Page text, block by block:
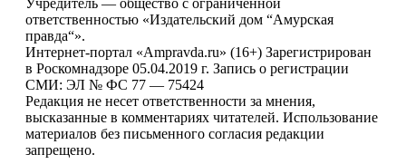
Учредитель — общество с ограниченной
ответственностью «Издательский дом “Амурская
правда“».
Интернет-портал «Ampravda.ru» (16+) Зарегистрирован
в Роскомнадзоре 05.04.2019 г. Запись о регистрации
СМИ: ЭЛ № ФС 77 — 75424
Редакция не несет ответственности за мнения,
высказанные в комментариях читателей. Использование
материалов без письменного согласия редакции
запрещено.